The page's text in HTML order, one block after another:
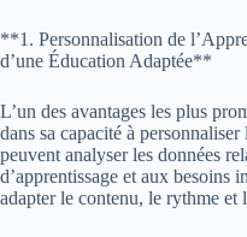
**1. Personnalisation de
d’une Éducation Adaptée**
L’un des avantages les plus
dans sa capacité à
peuvent analyser les données
d’apprentissage et aux besoins
adapter le contenu, le rythme et